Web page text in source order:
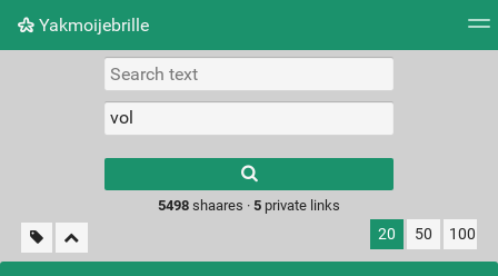
Yakmoijebrille
Picture wall
results.
5498shaares · 5private links
20 50 100